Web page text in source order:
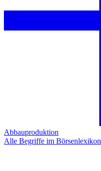
Abbauproduktion
Alle Begriffe im Börsenlexikon